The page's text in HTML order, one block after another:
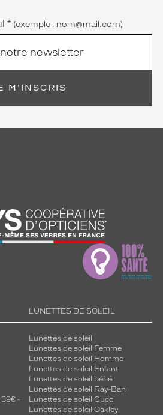
* (exemple : nom@mail.com)
M'INSCRIS
-
LUNETTES DE SOLEIL
Lunettes de soleil
Lunettes de soleil Femme
Lunettes de soleil Homme
Lunettes de soleil Enfant
Lunettes de soleil bébé
Lunettes de soleil Ray-Ban
Lunettes de soleil Gucci
Lunettes de soleil Oakley